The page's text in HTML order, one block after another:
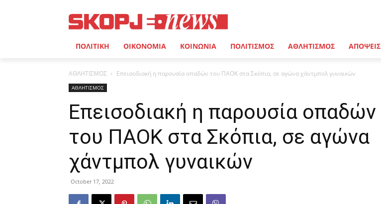
ΠΟΛΙΤΙΚΗ ΟΙΚΟΝΟΜΙΑ ΚΟΙΝΩΝΙΑ ΠΟΛΙΤΙΣΜΟΣ ΑΘΛΗΤΙΣΜΟΣ ΑΠΟΨΕΙΣ
ΑΘΛΗΤΙΣΜΟΣ Επεισοδιακή η παρουσία οπαδών του ΠΑΟΚ στα Σκόπια, σε αγώνα χάντμπολ γυναικών
ΑΘΛΗΤΙΣΜΟΣ
Επεισοδιακή η παρουσία οπαδών
του ΠΑΟΚ στα Σκόπια, σε αγώνα
χάντμπολ γυναικών
October 17, 2022